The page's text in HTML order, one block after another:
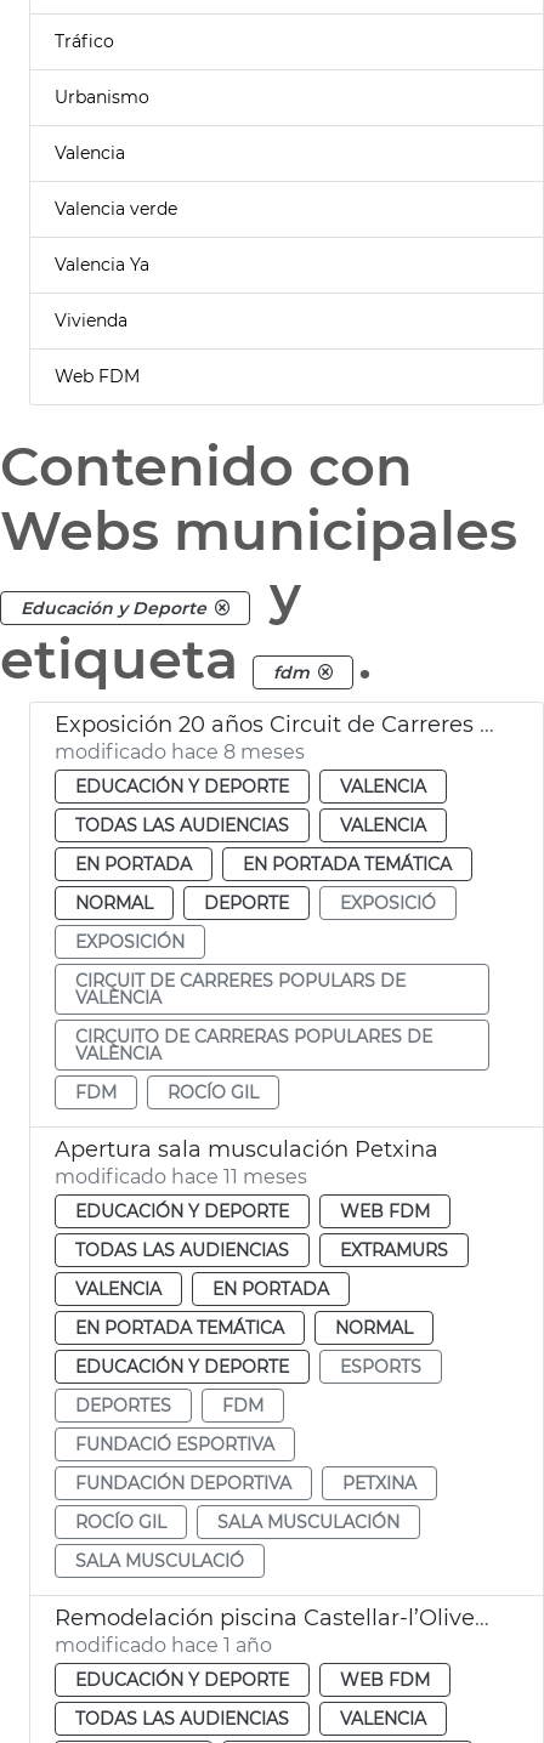
Tráfico
Urbanismo
Valencia
Valencia verde
Valencia Ya
Vivienda
Web FDM
Contenido con
Webs municipales
Educación y Deporte
y
etiqueta
fdm .
Exposición 20 años Circuit de Carreres Caixa Popular Ciutat de València
modificado hace 8 meses
EDUCACIÓN Y DEPORTE
VALENCIA
TODAS LAS AUDIENCIAS
VALENCIA
EN PORTADA
EN PORTADA TEMÁTICA
NORMAL
DEPORTE
EXPOSICIÓ
EXPOSICIÓN
CIRCUIT DE CARRERES POPULARS DE
VALÈNCIA
CIRCUITO DE CARRERAS POPULARES DE
VALÈNCIA
FDM
ROCÍO GIL
Apertura sala musculación Petxina
modificado hace 11 meses
EDUCACIÓN Y DEPORTE
WEB FDM
TODAS LAS AUDIENCIAS
EXTRAMURS
VALENCIA
EN PORTADA
EN PORTADA TEMÁTICA
NORMAL
EDUCACIÓN Y DEPORTE
ESPORTS
DEPORTES
FDM
FUNDACIÓ ESPORTIVA
FUNDACIÓN DEPORTIVA
PETXINA
ROCÍO GIL
SALA MUSCULACIÓN
SALA MUSCULACIÓ
Remodelación piscina Castellar-l’Oliveral
modificado hace 1 año
EDUCACIÓN Y DEPORTE
WEB FDM
TODAS LAS AUDIENCIAS
VALENCIA